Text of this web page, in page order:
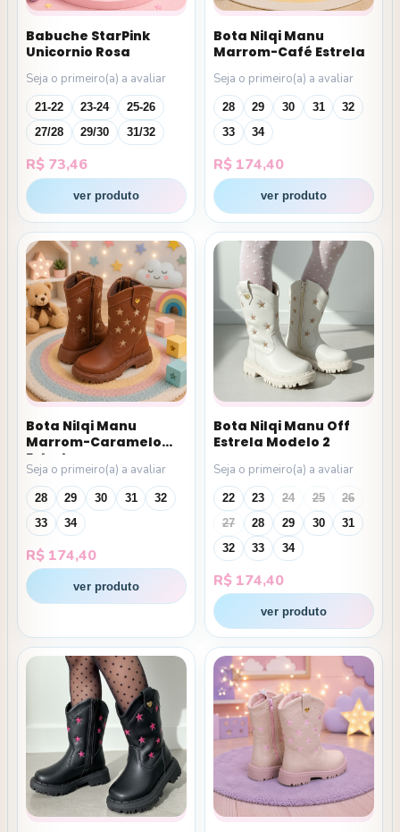
Babuche StarPink
Unicornio Rosa
Seja o primeiro(a) a avaliar
21-22 23-24
25-26
27/28
29/30 31/32
R$ 73,46
ver produto
Bota Nilqi Manu
Marrom-Café Estrela
Seja o primeiro(a) a avaliar
28 29 30 31
32
33
34
R$ 174,40
ver produto
Bota Nilqi Manu
Marrom-Caramelo
Estrela
Seja o primeiro(a) a avaliar
28 29 30 31
32
33
34
R$ 174,40
ver produto
Bota Nilqi Manu Off
Estrela Modelo 2
Seja o primeiro(a) a avaliar
22 23 24 25
26
27
28 29 30
31
32
33 34
R$ 174,40
ver produto